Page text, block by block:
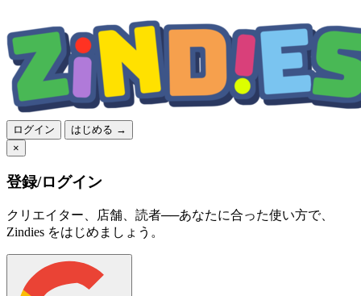
ログイン
はじめる →
×
登録/ログイン
クリエイター、店舗、読者──あなたに合った使い方で、
Zindies をはじめましょう。